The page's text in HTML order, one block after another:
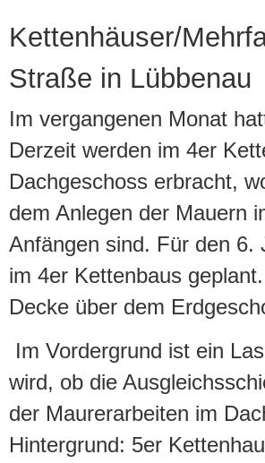
Kettenhäuser/
Straße in Lübbenau
Im vergangenen Monat
Derzeit werden im 4er
Dachgeschoss erbracht,
dem Anlegen der Mauern
Anfängen sind. Für den 6.
im 4er Kettenbaus
Decke über dem
Im Vordergrund ist ein
wird, ob die
der Maurerarbeiten im
Hintergrund: 5er